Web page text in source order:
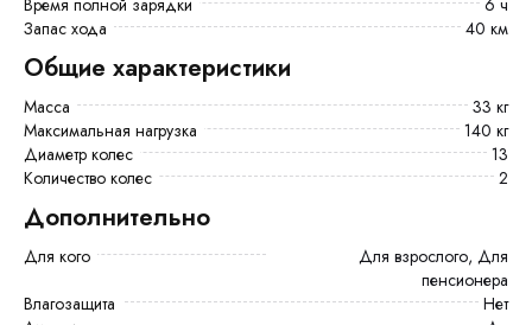
Запас хода
40 км
Общие характеристики
Масса
33 кг
Максимальная нагрузка
140 кг
Диаметр колес
13
Количество колес
2
Дополнительно
Для кого
Для взрослого, Для
пенсионера
Влагозащита
Нет